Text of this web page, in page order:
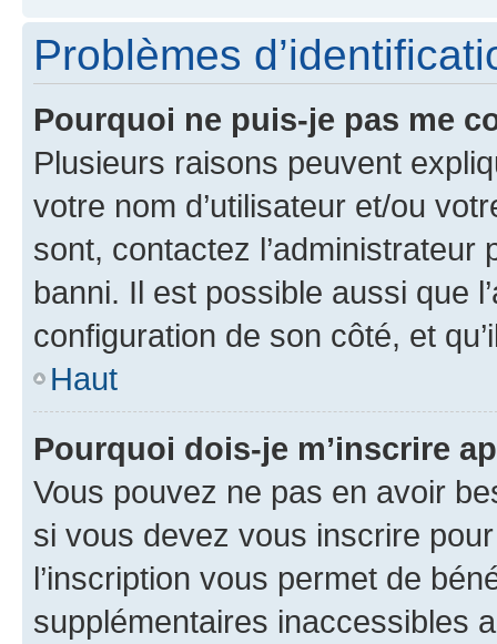
Problèmes
Pourquoi ne puis-je pas me
Plusieurs raisons peuvent
votre nom d’utilisateur et/ou
sont, contactez l’administrateur
banni. Il est possible aussi que
configuration de son côté, et
Haut
Pourquoi dois-je m’inscrire
Vous pouvez ne pas en avoir
si vous devez vous inscrire
l’inscription vous permet de
supplémentaires inaccessibles